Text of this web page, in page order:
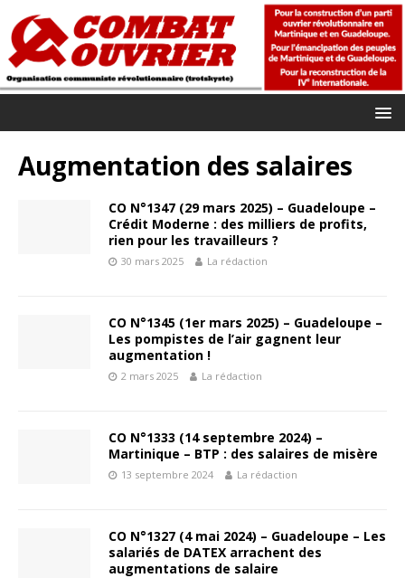
Augmentation des salaires
CO N°1347 (29 mars 2025) – Guadeloupe –
Crédit Moderne : des milliers de profits,
rien pour les travailleurs ?
30 mars 2025 La rédaction
CO N°1345 (1er mars 2025) – Guadeloupe –
Les pompistes de l’air gagnent leur
augmentation !
2 mars 2025 La rédaction
CO N°1333 (14 septembre 2024) –
Martinique – BTP : des salaires de misère
13 septembre 2024 La rédaction
CO N°1327 (4 mai 2024) – Guadeloupe – Les
salariés de DATEX arrachent des
augmentations de salaire